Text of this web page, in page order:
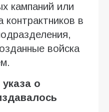
кампаний или
контрактников в
войска
о